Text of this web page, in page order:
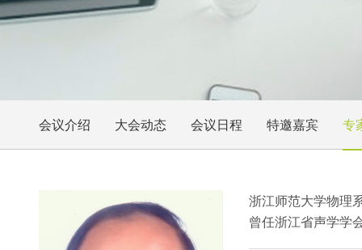
会议介绍 大会动态 会议日程 特邀嘉宾 专
浙江师范大学物理
曾任浙江省声学学